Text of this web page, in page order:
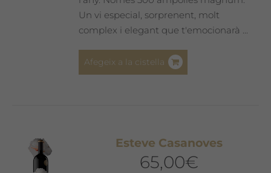
Un vi especial, sorprenent, molt
complex i elegant que t'emocionarà ...
Afegeix a la cistella
Esteve Casanoves
65,00€